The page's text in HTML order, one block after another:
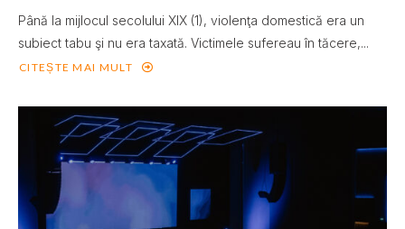
Până la mijlocul secolului XIX (1), violenţa domestică era un
subiect tabu şi nu era taxată. Victimele sufereau în tăcere,...
CITEȘTE MAI MULT